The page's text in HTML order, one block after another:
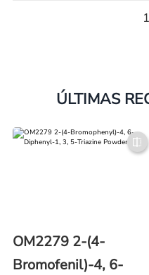
ÚLTIMAS
OM2279 2-(4-
Bromofenil)-4, 6-